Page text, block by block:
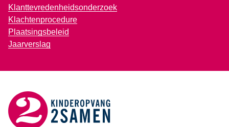
Klanttevredenheidsonderzoek
Klachtenprocedure
Plaatsingsbeleid
Jaarverslag